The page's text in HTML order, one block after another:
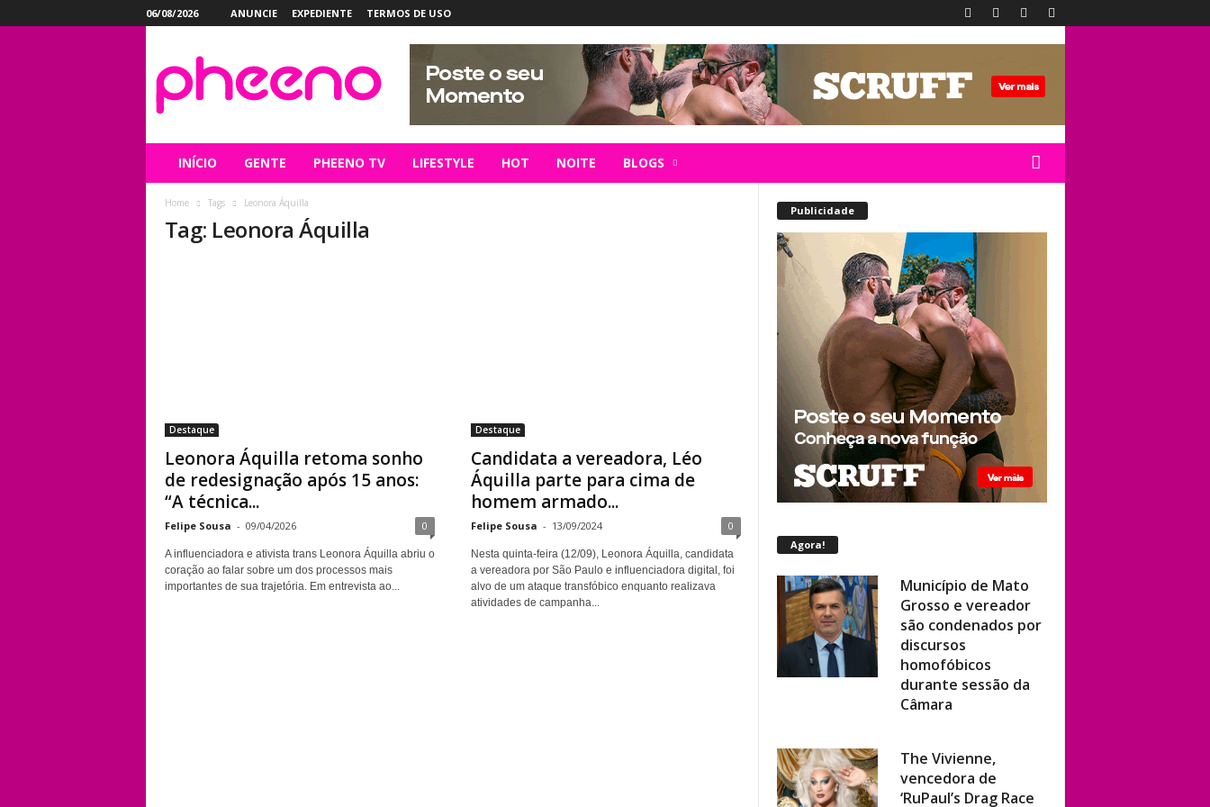
06/08/2026 ANUNCIE EXPEDIENTE TERMOS DE USO
INÍCIO GENTE PHEENO TV LIFESTYLE HOT NOITE BLOGS
Home Tags Leonora Áquilla
Tag: Leonora Áquilla
Destaque
Leonora Áquilla retoma sonho
de redesignação após 15 anos:
“A técnica...
Felipe Sousa - 09/04/2026 0
A influenciadora e ativista trans Leonora Áquilla abriu o
coração ao falar sobre um dos processos mais
importantes de sua trajetória. Em entrevista ao...
Destaque
Candidata a vereadora, Léo
Áquilla parte para cima de
homem armado...
Felipe Sousa - 13/09/2024 0
Nesta quinta-feira (12/09), Leonora Áquilla, candidata
a vereadora por São Paulo e influenciadora digital, foi
alvo de um ataque transfóbico enquanto realizava
atividades de campanha...
Publicidade
Agora!
Município de Mato
Grosso e vereador
são condenados por
discursos
homofóbicos
durante sessão da
Câmara
The Vivienne,
vencedora de
‘RuPaul’s Drag Race